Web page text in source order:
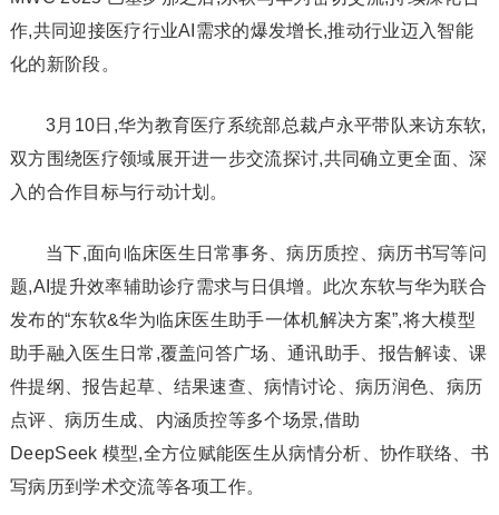
作,共同迎接医疗行业AI需求的爆发增长,推动行业迈入智能
化的新阶段。
3月10日,华为教育医疗系统部总裁卢永平带队来访东软,
双方围绕医疗领域展开进一步交流探讨,共同确立更全面、深
入的合作目标与行动计划。
当下,面向临床医生日常事务、病历质控、病历书写等问
题,AI提升效率辅助诊疗需求与日俱增。此次东软与华为联合
发布的“东软&华为临床医生助手一体机解决方案”,将大模型
助手融入医生日常,覆盖问答广场、通讯助手、报告解读、课
件提纲、报告起草、结果速查、病情讨论、病历润色、病历
点评、病历生成、内涵质控等多个场景,借助
DeepSeek 模型,全方位赋能医生从病情分析、协作联络、书
写病历到学术交流等各项工作。